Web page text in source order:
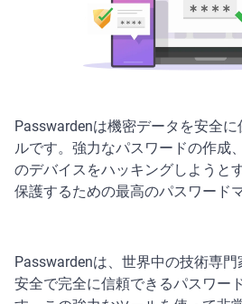
Passwardenは機密データを安全
ルです。強力なパスワードの作成
のデバイスをハッキングしようと
保護するための最高のパスワード
Passwardenは、世界中の技術専門
安全で完全に信頼できるパスワー